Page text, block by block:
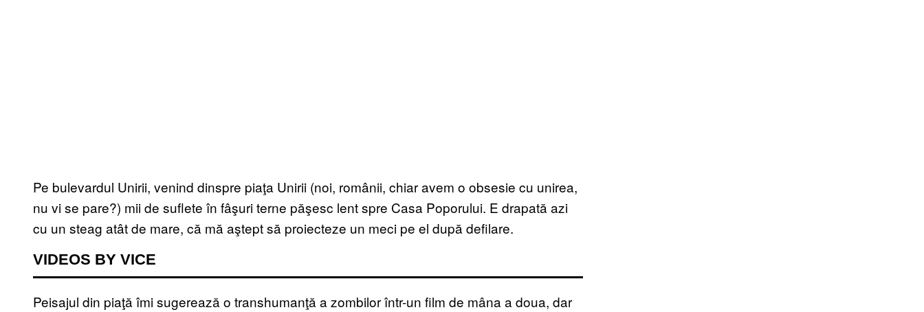
Pe bulevardul Unirii, venind dinspre piaţa Unirii (noi, românii, chiar avem o obsesie cu unirea,
nu vi se pare?) mii de suflete în fâşuri terne păşesc lent spre Casa Poporului. E drapată azi
cu un steag atât de mare, că mă aştept să proiecteze un meci pe el după defilare.
VIDEOS BY VICE
Peisajul din piaţă îmi sugerează o transhumanţă a zombilor într-un film de mâna a doua, dar